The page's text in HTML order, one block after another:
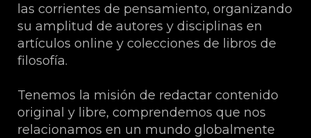
las corrientes de pensamiento, organizando
su amplitud de autores y disciplinas en
artículos online y colecciones de libros de
filosofía.
Tenemos la misión de redactar contenido
original y libre, comprendemos que nos
relacionamos en un mundo globalmente